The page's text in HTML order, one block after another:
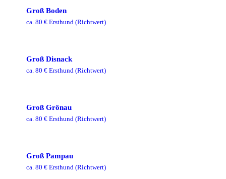
Groß Boden
ca. 80 € Ersthund (Richtwert)
Groß Disnack
ca. 80 € Ersthund (Richtwert)
Groß Grönau
ca. 80 € Ersthund (Richtwert)
Groß Pampau
ca. 80 € Ersthund (Richtwert)